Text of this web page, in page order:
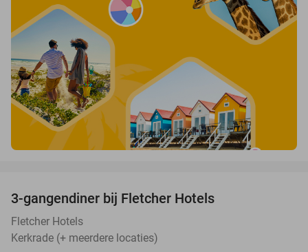
3-gangendiner bij Fletcher Hotels
Fletcher Hotels
Kerkrade (+ meerdere locaties)